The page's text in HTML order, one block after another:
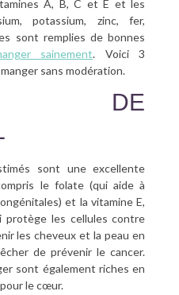
A, B, C et E et les
potassium, zinc, fer,
sont remplies de bonnes
sainement. Voici 3
sans modération.
DE
sont une excellente
le folate (qui aide à
et la vitamine E,
protège les cellules contre
les cheveux et la peau en
de prévenir le cancer.
sont également riches en
le cœur.